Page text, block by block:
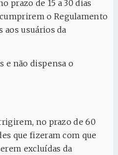
prazo de 15 a 30 dias
o Regulamento
aos usuários da
e não dispensa o
no prazo de 60
que fizeram com que
excluídas da